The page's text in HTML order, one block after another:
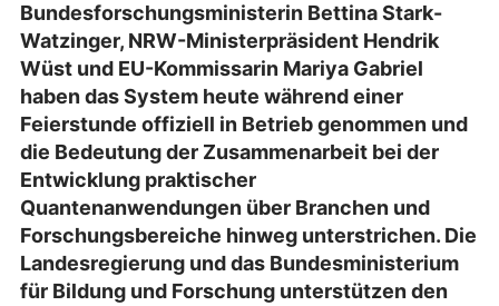
Bundesforschungsministerin Bettina Stark-
Watzinger, NRW-Ministerpräsident Hendrik
Wüst und EU-Kommissarin Mariya Gabriel
haben das System heute während einer
Feierstunde offiziell in Betrieb genommen und
die Bedeutung der Zusammenarbeit bei der
Entwicklung praktischer
Quantenanwendungen über Branchen und
Forschungsbereiche hinweg unterstrichen. Die
Landesregierung und das Bundesministerium
für Bildung und Forschung unterstützen den